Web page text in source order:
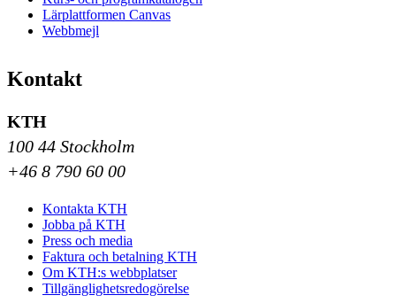
Lärplattformen Canvas
Webbmejl
Kontakt
KTH
100 44 Stockholm
+46 8 790 60 00
Kontakta KTH
Jobba på KTH
Press och media
Faktura och betalning KTH
Om KTH:s webbplatser
Tillgänglighetsredogörelse